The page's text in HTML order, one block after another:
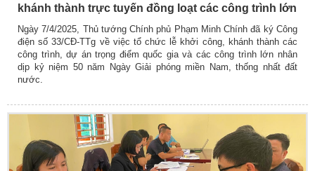
khánh thành trực tuyến đồng loạt các công trình lớn
Ngày 7/4/2025, Thủ tướng Chính phủ Phạm Minh Chính đã ký Công
điện số 33/CĐ-TTg về việc tổ chức lễ khởi công, khánh thành các
công trình, dự án trọng điểm quốc gia và các công trình lớn nhân
dịp kỷ niệm 50 năm Ngày Giải phóng miền Nam, thống nhất đất
nước.